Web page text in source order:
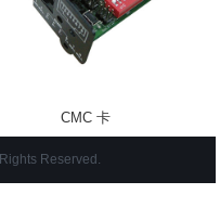
CMC 卡
Reserved.